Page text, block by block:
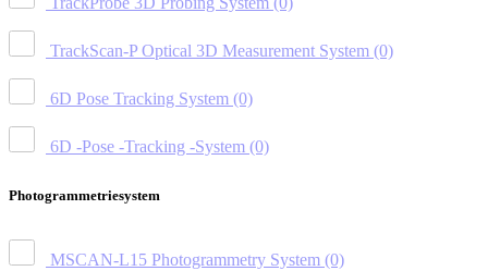
TrackScan-P Optical 3D Measurement System (0)
6D Pose Tracking System (0)
6D -Pose -Tracking -System (0)
Photogrammetriesystem
MSCAN-L15 Photogrammetry System (0)